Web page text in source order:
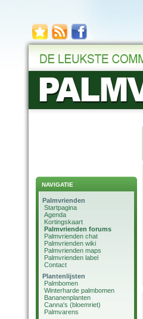
NAVIGATIE
Palmvrienden
Startpagina
Agenda
Kortingskaart
Palmvrienden forums
Palmvrienden chat
Palmvrienden wiki
Palmvrienden maps
Palmvrienden label
Contact
Plantenlijsten
Palmbomen
Winterharde palmbomen
Bananenplanten
Canna's (bloemriet)
Palmvarens